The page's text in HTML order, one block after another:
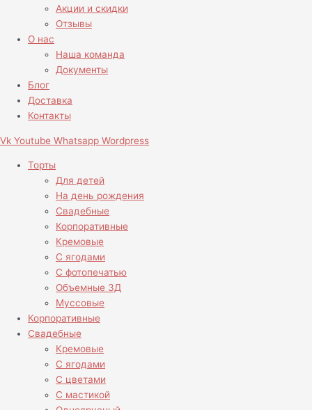
Акции и скидки
Отзывы
О нас
Наша команда
Документы
Блог
Доставка
Контакты
Vk Youtube Whatsapp Wordpress
Торты
Для детей
На день рождения
Свадебные
Корпоративные
Кремовые
С ягодами
С фотопечатью
Объемные 3Д
Муссовые
Корпоративные
Свадебные
Кремовые
С ягодами
С цветами
С мастикой